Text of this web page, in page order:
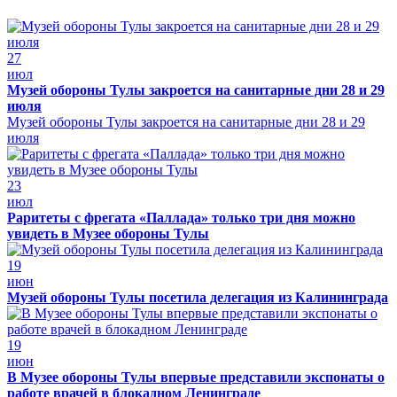
27
июл
Музей обороны Тулы закроется на санитарные дни 28 и 29
июля
Музей обороны Тулы закроется на санитарные дни 28 и 29
июля
23
июл
Раритеты с фрегата «Паллада» только три дня можно
увидеть в Музее обороны Тулы
19
июн
Музей обороны Тулы посетила делегация из Калининграда
19
июн
В Музее обороны Тулы впервые представили экспонаты о
работе врачей в блокадном Ленинграде